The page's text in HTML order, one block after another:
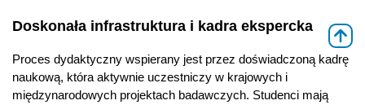
Doskonała infrastruktura i kadra ekspercka
Proces dydaktyczny wspierany jest przez doświadczoną kadrę
naukową, która aktywnie uczestniczy w krajowych i
międzynarodowych projektach badawczych. Studenci mają